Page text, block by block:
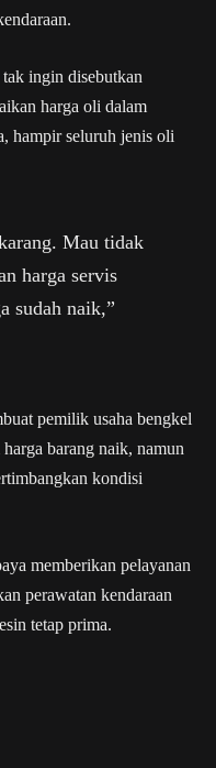
ingin disebutkan
harga oli dalam
hampir seluruh jenis oli
Mau tidak
harga servis
sudah naik,”
pemilik usaha bengkel
barang naik, namun
kondisi
memberikan pelayanan
perawatan kendaraan
tetap prima.